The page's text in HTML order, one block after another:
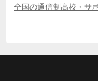
全国の通信制高校・サ